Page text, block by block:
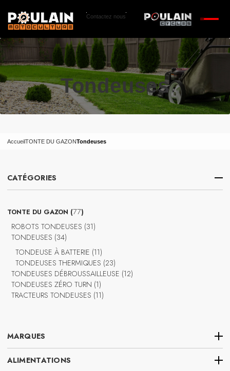
Contactez nous
Tondeuses
AccueilTONTE DU GAZONTondeuses
CATÉGORIES
TONTE DU GAZON 7777
produits
ROBOTS TONDEUSES 3131
TONDEUSES 3434
produits
TONDEUSE À BATTERIE 1111
produits
TONDEUSES THERMIQUES 2323
produits
TONDEUSES DÉBROUSSAILLEUSE 1212
TONDEUSES ZÉRO TURN 11
produit
TRACTEURS TONDEUSES 1111
MARQUES
ALIMENTATIONS